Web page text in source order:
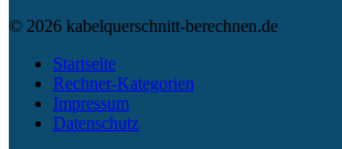
© 2026 kabelquerschnitt-berechnen.de
Startseite
Rechner-Kategorien
Impressum
Datenschutz